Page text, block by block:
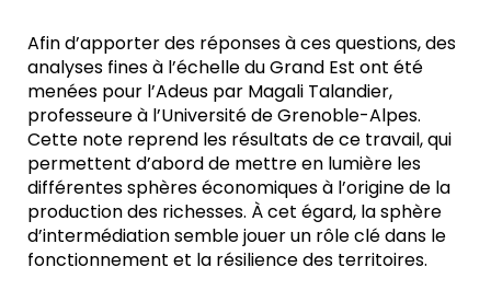
Afin d’apporter des réponses à ces questions, des
analyses fines à l’échelle du Grand Est ont été
menées pour l’Adeus par Magali Talandier,
professeure à l’Université de Grenoble-Alpes.
Cette note reprend les résultats de ce travail, qui
permettent d’abord de mettre en lumière les
différentes sphères économiques à l’origine de la
production des richesses. À cet égard, la sphère
d’intermédiation semble jouer un rôle clé dans le
fonctionnement et la résilience des territoires.